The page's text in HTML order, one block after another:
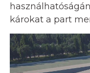
károkat a part